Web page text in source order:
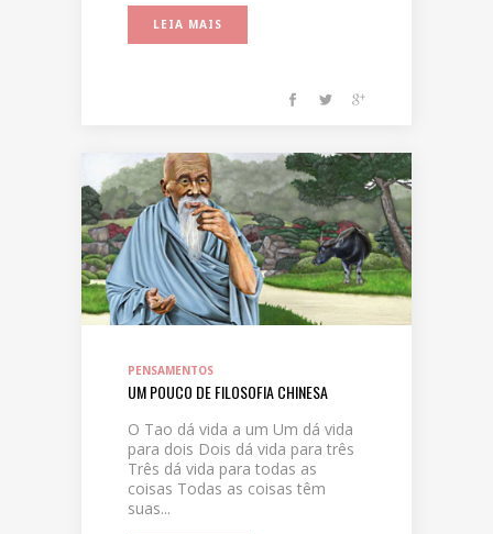
LEIA MAIS
PENSAMENTOS
UM POUCO DE FILOSOFIA CHINESA
O Tao dá vida a um Um dá vida
para dois Dois dá vida para três
Três dá vida para todas as
coisas Todas as coisas têm
suas...